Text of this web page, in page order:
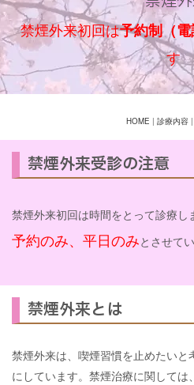
禁煙外来初回は予約制（
す
HOME | 診療内容 |
禁煙外来受診の注意
禁煙外来初回は時間をとって診療し
予約のみ、平日のみとさせて
禁煙外来とは
禁煙外来は、喫煙習慣を止めたいと
にしています。禁煙治療に関して